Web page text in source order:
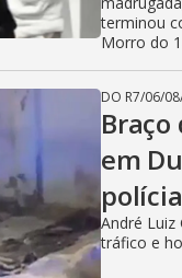
terminou
Morro do
DO R7/06/
em
André Luiz
tráfico e